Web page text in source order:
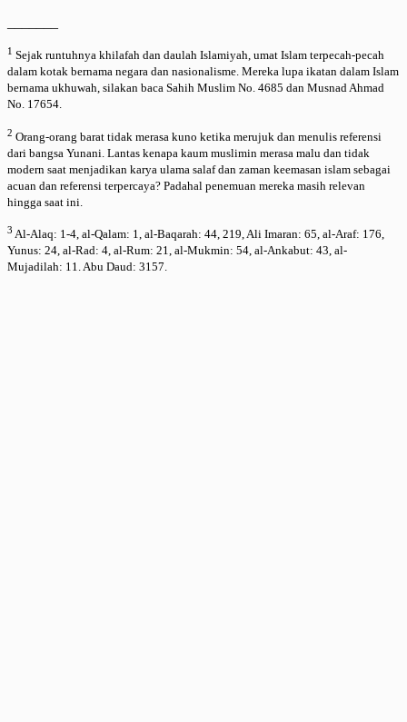
1 Sejak runtuhnya khilafah dan daulah Islamiyah, umat Islam terpecah-pecah
dalam kotak bernama negara dan nasionalisme. Mereka lupa ikatan dalam Islam
bernama ukhuwah, silakan baca Sahih Muslim No. 4685 dan Musnad Ahmad
No. 17654.
2 Orang-orang barat tidak merasa kuno ketika merujuk dan menulis referensi
dari bangsa Yunani. Lantas kenapa kaum muslimin merasa malu dan tidak
modern saat menjadikan karya ulama salaf dan zaman keemasan islam sebagai
acuan dan referensi terpercaya? Padahal penemuan mereka masih relevan
hingga saat ini.
3 Al-Alaq: 1-4, al-Qalam: 1, al-Baqarah: 44, 219, Ali Imaran: 65, al-Araf: 176,
Yunus: 24, al-Rad: 4, al-Rum: 21, al-Mukmin: 54, al-Ankabut: 43, al-
Mujadilah: 11. Abu Daud: 3157.